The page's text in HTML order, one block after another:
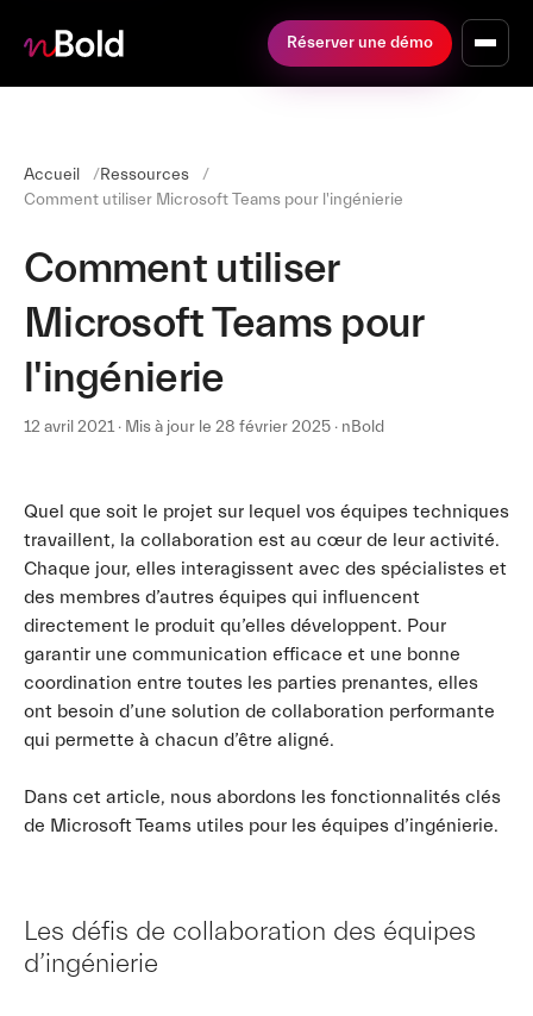
Réserver une démo
Accueil
Ressources
Comment utiliser Microsoft Teams pour l'ingénierie
Comment utiliser
Microsoft Teams pour
l'ingénierie
12 avril 2021 · Mis à jour le 28 février 2025 · nBold
Quel que soit le projet sur lequel vos équipes techniques
travaillent, la collaboration est au cœur de leur activité.
Chaque jour, elles interagissent avec des spécialistes et
des membres d’autres équipes qui influencent
directement le produit qu’elles développent. Pour
garantir une communication efficace et une bonne
coordination entre toutes les parties prenantes, elles
ont besoin d’une solution de collaboration performante
qui permette à chacun d’être aligné.
Dans cet article, nous abordons les fonctionnalités clés
de Microsoft Teams utiles pour les équipes d’ingénierie.
Les défis de collaboration des équipes
d’ingénierie